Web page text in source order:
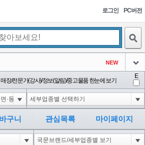
로그인 PC버전
NEW
아이콘
아이콘
탕
아이콘
-16
delay '0:0:15' --
아이콘
-3
장/전문가(강사)/정보(알림)/중고물품 한눈에 보기
E
구니 관심목록 마이페이지